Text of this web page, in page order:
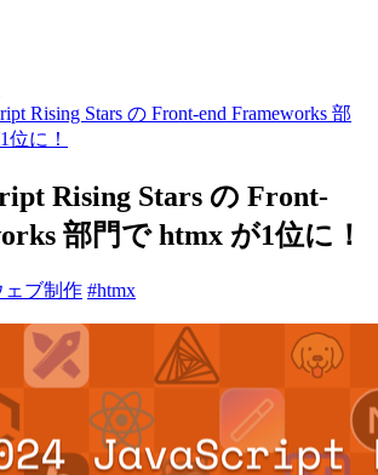
Rising Stars の Front-end Frameworks 部
位に！
Rising Stars の Front-
部門で htmx が1位に！
ェブ制作 #htmx